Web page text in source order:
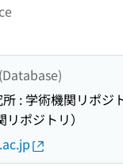
: 学術機関リポジ
リポジトリ）